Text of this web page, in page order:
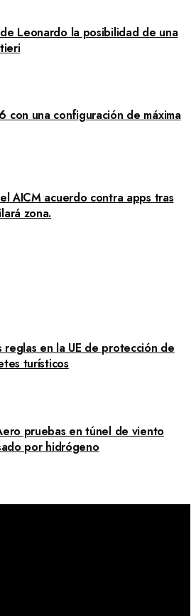
Leonardo la posibilidad de una
con una configuración de máxima
AICM acuerdo contra apps tras
zona.
reglas en la UE de protección de
turísticos
pruebas en túnel de viento
por hidrógeno